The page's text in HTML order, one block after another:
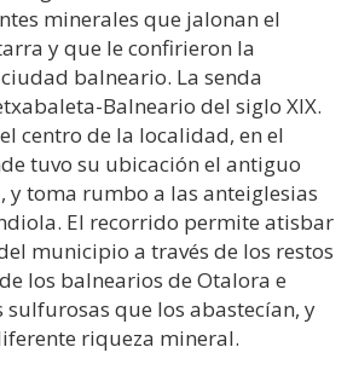
minerales que jalonan el
y que le confirieron la
balneario. La senda
Balneario del siglo XIX.
centro de la localidad, en el
tuvo su ubicación el antiguo
y toma rumbo a las anteiglesias
El recorrido permite atisbar
municipio a través de los restos
los balnearios de Otalora e
sulfurosas que los abastecían, y
riqueza mineral.